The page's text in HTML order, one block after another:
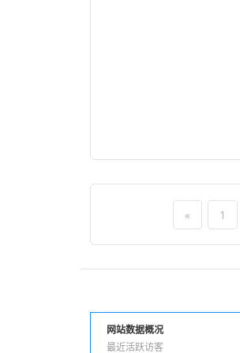
« 1
网站数据概况
最近活跃访客